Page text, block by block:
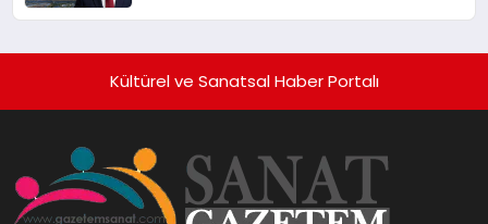
Hayata Geçirecek
Kültürel ve Sanatsal Haber Portalı